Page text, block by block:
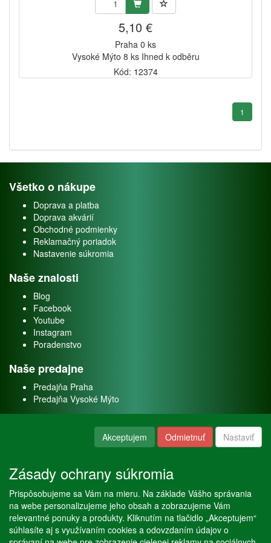
5,10 €
Praha 0 ks
Vysoké Mýto 8 ks Ihned k odběru
Kód: 12374
1
Všetko o nákupe
Doprava a platba
Doprava akvárií
Obchodné podmienky
Reklamačný poriadok
Nastavenie súkromia
Naše znalosti
Blog
Facebook
Youtube
Instagram
Poradenstvo
Naše predajne
Predajňa Praha
Predajňa Vysoké Mýto
Naše služby
Servis
Predaj akváriových rýb
Predaj akváriových rastlín
Akceptujem Odmietnuť Nastaviť
Zásady ochrany súkromia
Prispôsobujeme sa Vám na mieru. Na základe Vášho správania
na webe personalizujeme jeho obsah a zobrazujeme Vám
relevantné ponuky a produkty. Kliknutím na tlačidlo „Akceptujem“
súhlasíte aj s využívaním cookies a odovzdaním údajov o